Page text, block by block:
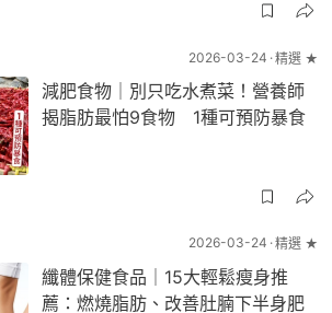
2026-03-24 精選 ★
減肥食物｜別只吃水煮菜！營養師
揭脂肪最怕9食物 1種可預防暴食
2026-03-24 精選 ★
纖體保健食品｜15大輕鬆瘦身推
薦：燃燒脂肪、改善肚腩下半身肥